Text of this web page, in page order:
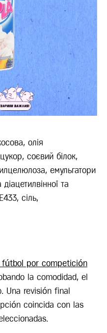
олія
соєвий білок,
емульгатори
та
сіль,
fútbol por competición
la comodidad, el
Una revisión final
coincida con las